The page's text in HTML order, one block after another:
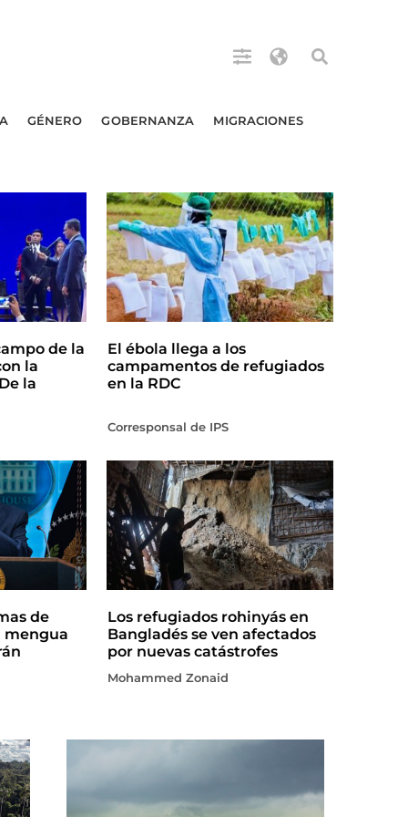
GÉNERO GOBERNANZA MIGRACIONES
de la
la
la
El ébola llega a los
campamentos de refugiados
en la RDC
Corresponsal de IPS
de
mengua
Los refugiados rohinyás en
Bangladés se ven afectados
por nuevas catástrofes
Mohammed Zonaid